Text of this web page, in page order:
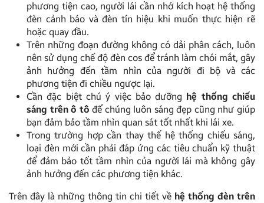
phương tiện cao, người lái cần nhớ kích hoạt hệ thống
đèn cảnh báo và đèn tín hiệu khi muốn thực hiện rẽ
hoặc quay đầu.
Trên những đoạn đường không có dải phân cách, luôn
nên sử dụng chế độ đèn cos để tránh làm chói mắt, gây
ảnh hưởng đến tầm nhìn của người đi bộ và các
phương tiện đi chiều ngược lại.
Cần đặc biệt chú ý việc bảo dưỡng hệ thống chiếu
sáng trên ô tô để chúng luôn sáng đẹp cũng như giúp
bạn đảm bảo tầm nhìn quan sát tốt nhất khi lái xe.
Trong trường hợp cần thay thế hệ thống chiếu sáng,
loại đèn mới cần phải đáp ứng các tiêu chuẩn kỹ thuật
để đảm bảo tốt tầm nhìn của người lái mà không gây
ảnh hưởng đến các phương tiện khác.
Trên đây là những thông tin chi tiết về hệ thống đèn trên